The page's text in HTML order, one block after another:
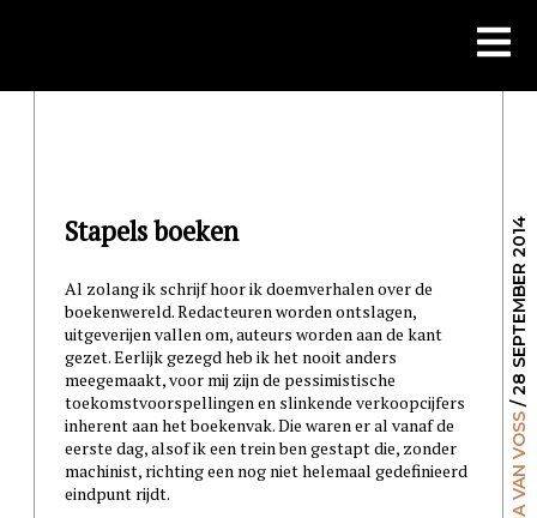
/ 28 SEPTEMBER 2014
Stapels boeken
Al zolang ik schrijf hoor ik doemverhalen over de
boekenwereld. Redacteuren worden ontslagen,
uitgeverijen vallen om, auteurs worden aan de kant
gezet. Eerlijk gezegd heb ik het nooit anders
meegemaakt, voor mij zijn de pessimistische
toekomstvoorspellingen en slinkende verkoopcijfers
inherent aan het boekenvak. Die waren er al vanaf de
eerste dag, alsof ik een trein ben gestapt die, zonder
machinist, richting een nog niet helemaal gedefinieerd
eindpunt rijdt.